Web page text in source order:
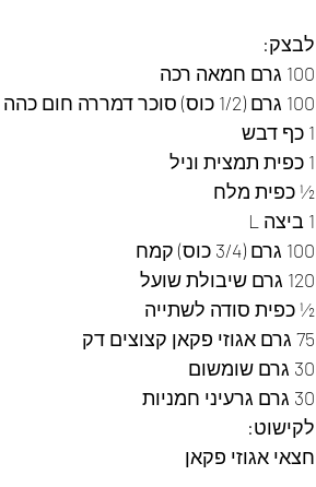
לבצק:
100 גרם חמאה רכה
100 גרם (1/2 כוס) סוכר דמררה חום כהה
1 כף דבש
1 כפית תמצית וניל
½ כפית מלח
1 ביצה L
100 גרם (3/4 כוס) קמח
120 גרם שיבולת שועל
½ כפית סודה לשתייה
75 גרם אגוזי פקאן קצוצים דק
30 גרם שומשום
30 גרם גרעיני חמניות
לקישוט:
חצאי אגוזי פקאן